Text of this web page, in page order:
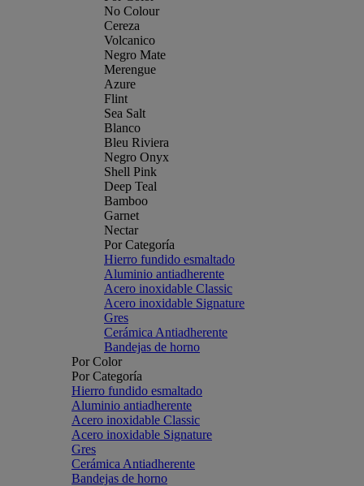
No Colour
Cereza
Volcanico
Negro Mate
Merengue
Azure
Flint
Sea Salt
Blanco
Bleu Riviera
Negro Onyx
Shell Pink
Deep Teal
Bamboo
Garnet
Nectar
Por Categoría
Hierro fundido esmaltado
Aluminio antiadherente
Acero inoxidable Classic
Acero inoxidable Signature
Gres
Cerámica Antiadherente
Bandejas de horno
Por Color
Por Categoría
Hierro fundido esmaltado
Aluminio antiadherente
Acero inoxidable Classic
Acero inoxidable Signature
Gres
Cerámica Antiadherente
Bandejas de horno